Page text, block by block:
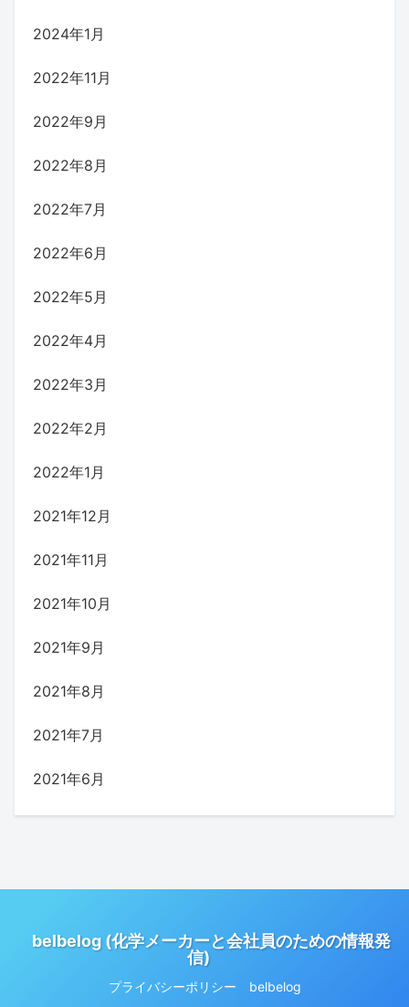
2024年1月
2022年11月
2022年9月
2022年8月
2022年7月
2022年6月
2022年5月
2022年4月
2022年3月
2022年2月
2022年1月
2021年12月
2021年11月
2021年10月
2021年9月
2021年8月
2021年7月
2021年6月
belbelog (化学メーカーと会社員のための情報発
信)
プライバシーポリシー belbelog